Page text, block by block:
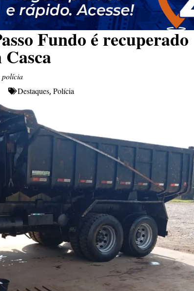
Fundo é recuperado
polícia
Destaques, Polícia